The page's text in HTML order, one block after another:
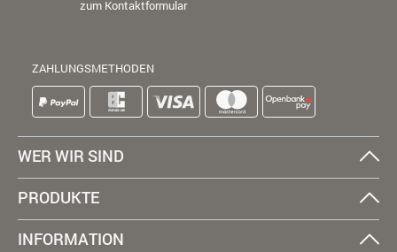
zum Kontaktformular
ZAHLUNGSMETHODEN
WER WIR SIND
PRODUKTE
INFORMATION